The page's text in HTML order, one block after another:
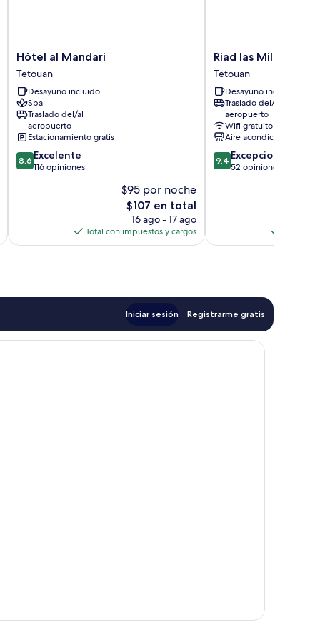
Hôtel
al
Mandari
Tetouan
Hôtel al Mandari
Tetouan
Desayuno incluido
Spa
Traslado del/al
aeropuerto
Estacionamiento gratis
8.6
de
8.6 Excelente
116 opiniones
$95 por noche
El
precio
actual
es
$107 en total
16 ago - 17 ago
Total con impuestos y cargos
Riad
las
Mil
y
una
Noches
Tetuán
Tetouan
Riad las Mil y una
Tetouan
Desayuno incluido
Traslado del/al
aeropuerto
Wifi gratuito
Aire acondicionado
9.4
de
9.4 Excepcional
52 opiniones
Iniciar sesión Registrarme gratis